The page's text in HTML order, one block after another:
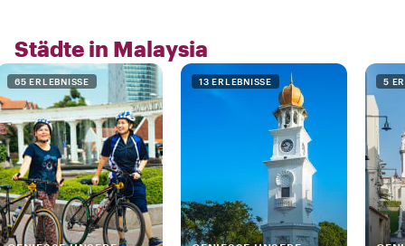
Städte in Malaysia
65 ERLEBNISSE 13 ERLEBNISSE 5